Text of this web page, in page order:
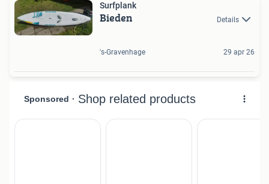
Surfplank
Bieden Details
's-Gravenhage 29 apr 26